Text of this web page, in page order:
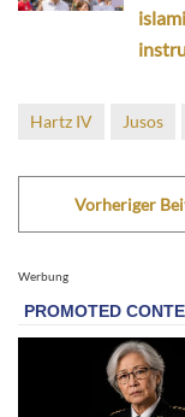
Hartz IV Jusos
Vorheriger
Werbung